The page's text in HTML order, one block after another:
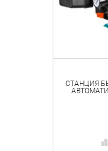
СТАНЦИЯ